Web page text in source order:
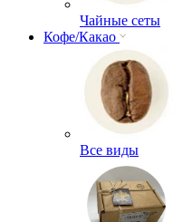
Чайные сеты
Кофе/Какао
Все виды